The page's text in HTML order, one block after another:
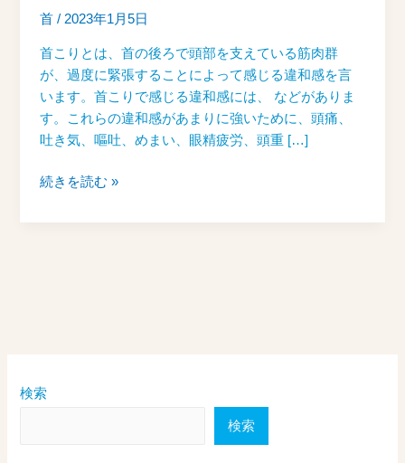
首 /2023年1月5日
首こりとは、首の後ろで頭部を支えている筋肉群
が、過度に緊張することによって感じる違和感を言
います。首こりで感じる違和感には、 などがありま
す。これらの違和感があまりに強いために、頭痛、
吐き気、嘔吐、めまい、眼精疲労、頭重 […]
続きを読む »
検索
検索